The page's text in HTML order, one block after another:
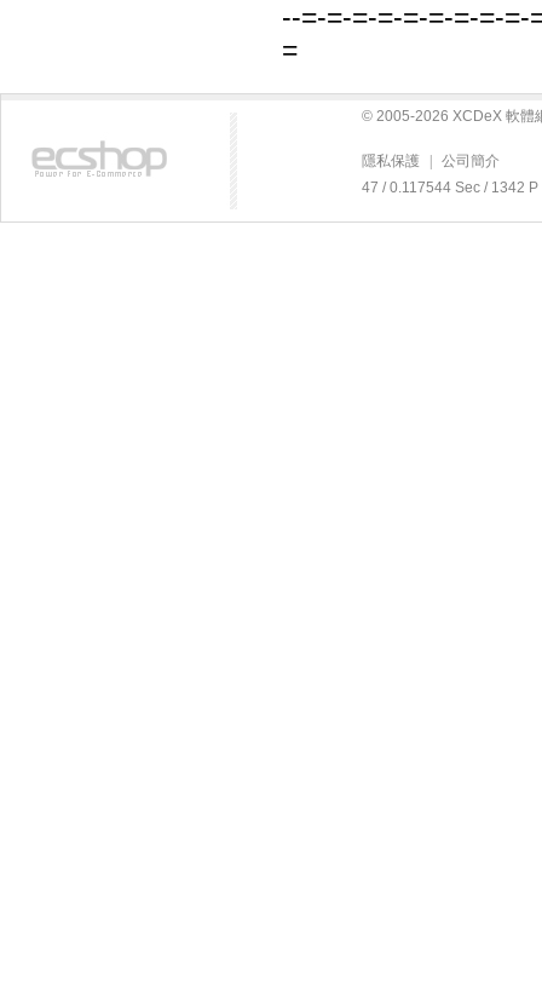
--=-=-=-=-=-=-=-=-=-
=
© 2005-2026 XCDeX 軟體
隱私保護
公司簡介
47 / 0.117544 Sec / 1342